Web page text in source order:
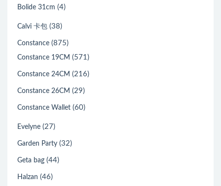
Bolide 31cm (4)
Calvi 卡包 (38)
Constance (875)
Constance 19CM (571)
Constance 24CM (216)
Constance 26CM (29)
Constance Wallet (60)
Evelyne (27)
Garden Party (32)
Geta bag (44)
Halzan (46)